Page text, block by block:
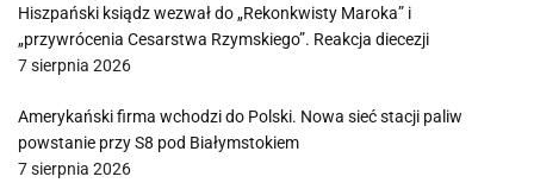
Hiszpański ksiądz wezwał do „Rekonkwisty Maroka” i
„przywrócenia Cesarstwa Rzymskiego”. Reakcja diecezji
7 sierpnia 2026
Amerykański firma wchodzi do Polski. Nowa sieć stacji paliw
powstanie przy S8 pod Białymstokiem
7 sierpnia 2026